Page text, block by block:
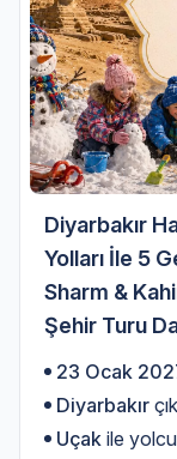
Diyarbakır
Yolları İle 5
Sharm &
Şehir Turu
23 Ocak
Diyarbakır
Uçak ile